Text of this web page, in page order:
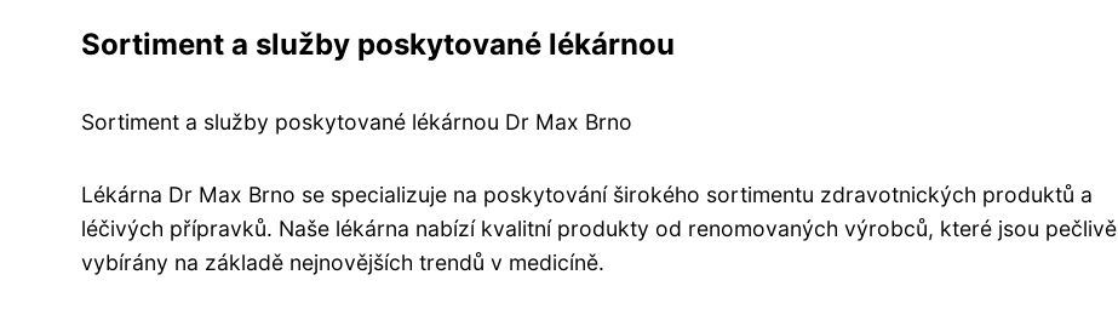
Sortiment a služby poskytované lékárnou
Sortiment a služby poskytované lékárnou Dr Max Brno
Lékárna Dr Max Brno se specializuje na poskytování širokého sortimentu zdravotnických produktů a
léčivých přípravků. Naše lékárna nabízí kvalitní produkty od renomovaných výrobců, které jsou pečlivě
vybírány na základě nejnovějších trendů v medicíně.